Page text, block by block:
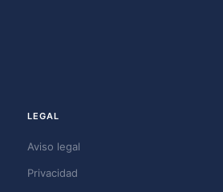
LEGAL
Aviso legal
Privacidad